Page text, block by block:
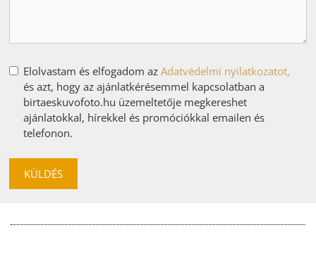
Elolvastam és elfogadom azAdatvédelmi nyilatkozatot,
és azt, hogy az ajánlatkérésemmel kapcsolatban a
birtaeskuvofoto.hu üzemeltetője megkereshet
ajánlatokkal, hírekkel és promóciókkal emailen és
telefonon.
KÜLDÉS